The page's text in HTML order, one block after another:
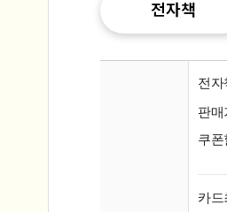
전자책
전
판
쿠
카